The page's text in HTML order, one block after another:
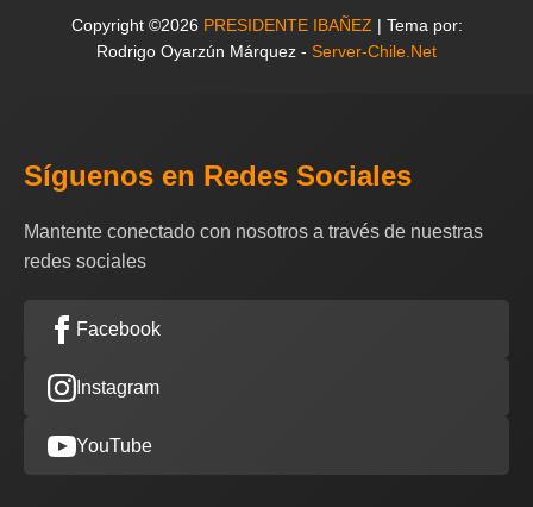
Copyright ©2026 PRESIDENTE IBAÑEZ | Tema por:
Rodrigo Oyarzún Márquez - Server-Chile.Net
Síguenos en Redes Sociales
Mantente conectado con nosotros a través de nuestras
redes sociales
Facebook
Instagram
YouTube